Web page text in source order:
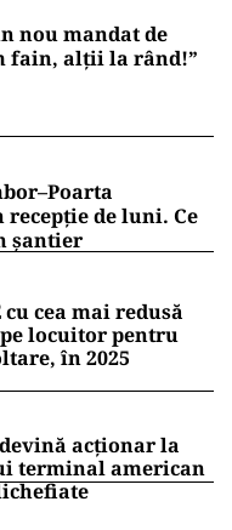
nou mandat de
fain, alții la rând!”
de luni. Ce
șantier
cea mai redusă
locuitor pentru
în 2025
acționar la
terminal american